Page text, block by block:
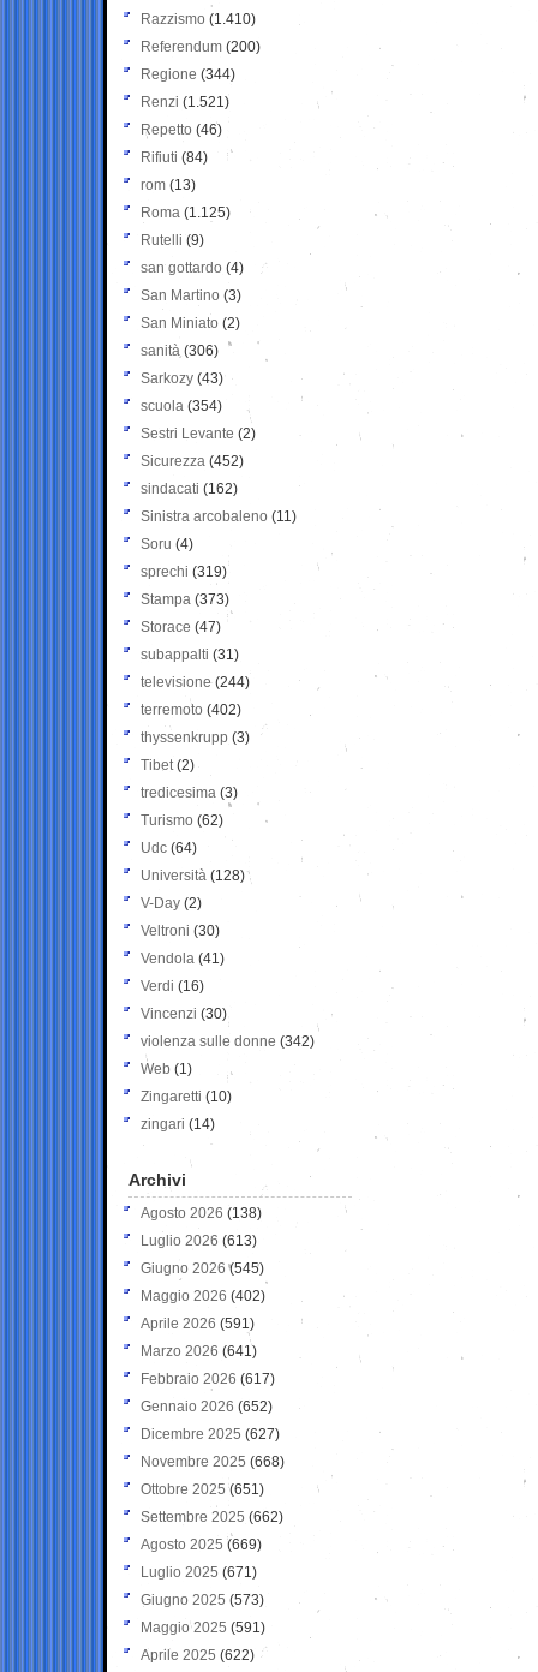
Razzismo (1.410)
Referendum (200)
Regione (344)
Renzi (1.521)
Repetto (46)
Rifiuti (84)
rom (13)
Roma (1.125)
Rutelli (9)
san gottardo (4)
San Martino (3)
San Miniato (2)
sanità (306)
Sarkozy (43)
scuola (354)
Sestri Levante (2)
Sicurezza (452)
sindacati (162)
Sinistra arcobaleno (11)
Soru (4)
sprechi (319)
Stampa (373)
Storace (47)
subappalti (31)
televisione(244)
terremoto (402)
thyssenkrupp (3)
Tibet(2)
tredicesima (3)
Turismo (62)
Udc (64)
Università (128)
V-Day (2)
Veltroni (30)
Vendola (41)
Verdi (16)
Vincenzi (30)
violenza sulle donne (342)
Web (1)
Zingaretti (10)
zingari (14)
Archivi
Agosto 2026 (138)
Luglio 2026 (613)
Giugno 2026 (545)
Maggio 2026 (402)
Aprile 2026 (591)
Marzo 2026 (641)
Febbraio 2026 (617)
Gennaio 2026 (652)
Dicembre 2025 (627)
Novembre 2025 (668)
Ottobre 2025 (651)
Settembre 2025 (662)
Agosto 2025 (669)
Luglio 2025 (671)
Giugno 2025 (573)
Maggio 2025 (591)
Aprile 2025 (622)